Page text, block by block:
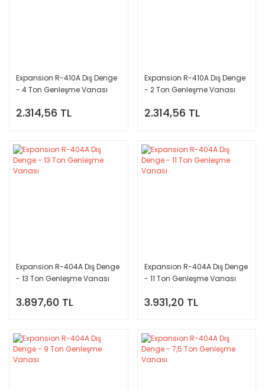
Expansion R-410A Dış Denge
- 4 Ton Genleşme Vanası
2.314,56 TL
Expansion R-410A Dış Denge
- 2 Ton Genleşme Vanası
2.314,56 TL
Expansion R-404A Dış Denge
- 13 Ton Genleşme Vanası
3.897,60 TL
Expansion R-404A Dış Denge
- 11 Ton Genleşme Vanası
3.931,20 TL